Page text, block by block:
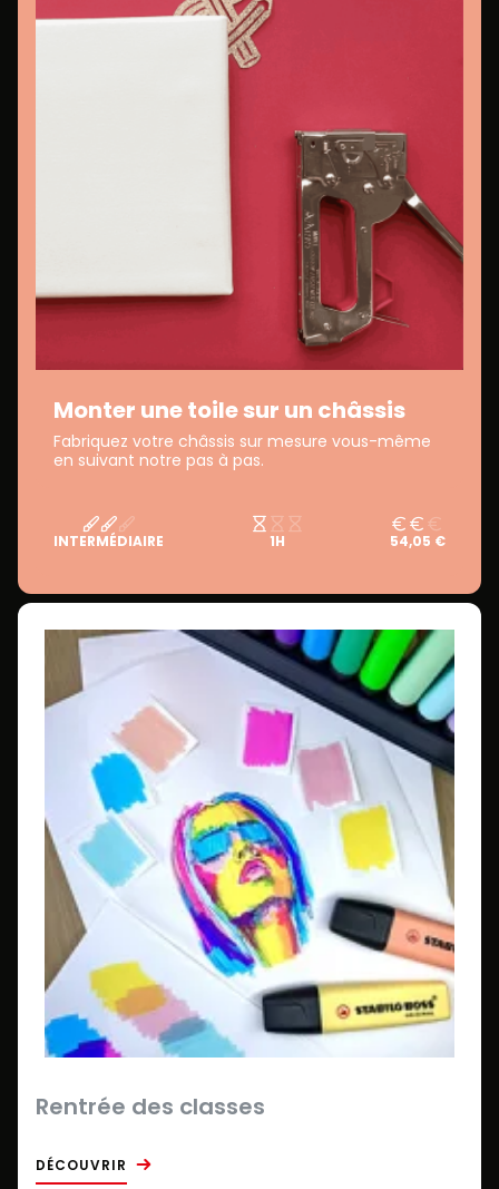
Monter une toile sur un châssis
Fabriquez votre châssis sur mesure vous-même
en suivant notre pas à pas.
INTERMÉDIAIRE 1H 54,05 €
Rentrée des classes
DÉCOUVRIR